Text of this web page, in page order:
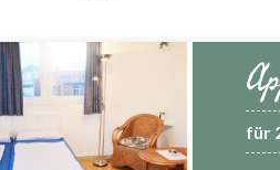
für